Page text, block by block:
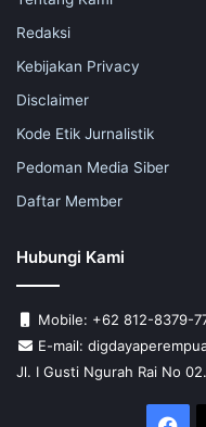
Redaksi
Kebijakan Privacy
Disclaimer
Kode Etik Jurnalistik
Pedoman Media Siber
Daftar Member
Hubungi Kami
Mobile: +62 812-8379-
E-mail:
Jl. I Gusti Ngurah Rai No